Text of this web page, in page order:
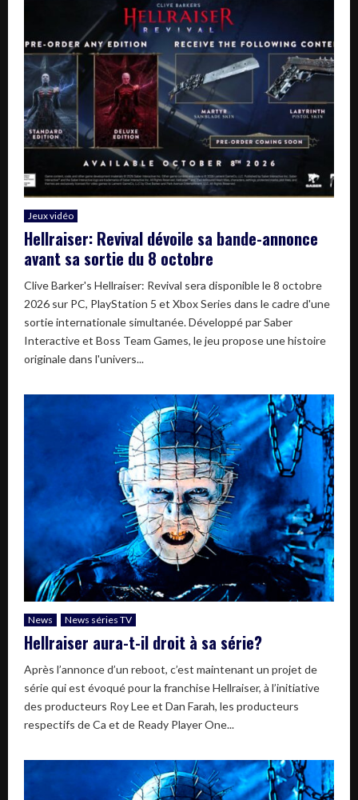
Jeux vidéo
Hellraiser: Revival dévoile sa bande-annonce
avant sa sortie du 8 octobre
Clive Barker's Hellraiser: Revival sera disponible le 8 octobre
2026 sur PC, PlayStation 5 et Xbox Series dans le cadre d'une
sortie internationale simultanée. Développé par Saber
Interactive et Boss Team Games, le jeu propose une histoire
originale dans l'univers...
News News séries TV
Hellraiser aura-t-il droit à sa série?
Après l’annonce d’un reboot, c’est maintenant un projet de
série qui est évoqué pour la franchise Hellraiser, à l’initiative
des producteurs Roy Lee et Dan Farah, les producteurs
respectifs de Ca et de Ready Player One...